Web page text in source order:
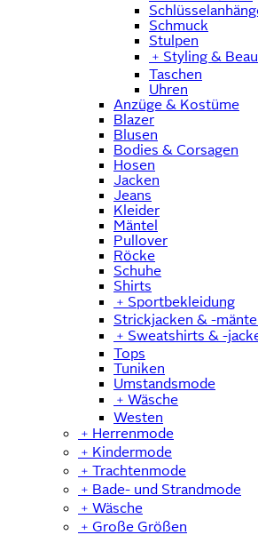
Schmuck
Stulpen
﹢ Styling &
Taschen
Uhren
Anzüge & Kostüme
Blazer
Blusen
Bodies & Corsagen
Hosen
Jacken
Jeans
Kleider
Mäntel
Pullover
Röcke
Schuhe
Shirts
﹢ Sportbekleidung
Strickjacken & -mäntel
﹢ Sweatshirts & -
Tops
Tuniken
Umstandsmode
﹢ Wäsche
Westen
﹢ Herrenmode
﹢ Kindermode
﹢ Trachtenmode
﹢ Bade- und Strandmode
﹢ Wäsche
﹢ Große Größen